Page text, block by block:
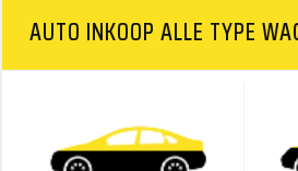
AUTO INKOOP ALLE TYPE